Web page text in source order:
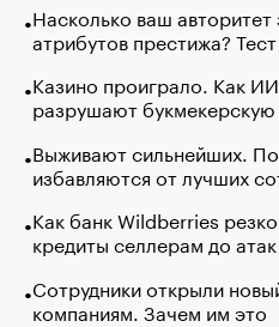
Насколько ваш авторитет
атрибутов престижа?
Казино проиграло. Как
разрушают
Выживают сильнейших.
избавляются от лучших
Как банк Wildberries
кредиты селлерам до
Сотрудники открыли
компаниям. Зачем им это